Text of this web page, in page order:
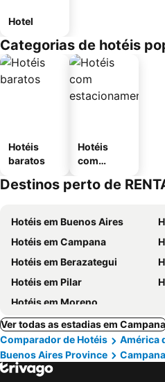
Hotel
Categorias de hotéis
Hotéis
baratos
Hotéis
com
mento
Destinos perto de
Hotéis em Buenos Aires
Hotéis em Campana
Hotéis em Berazategui
Hotéis em Pilar
Hotéis em Moreno
Ver todas as estadias em Campana
Comparador de Hotéis
América
Buenos Aires Province
Campana